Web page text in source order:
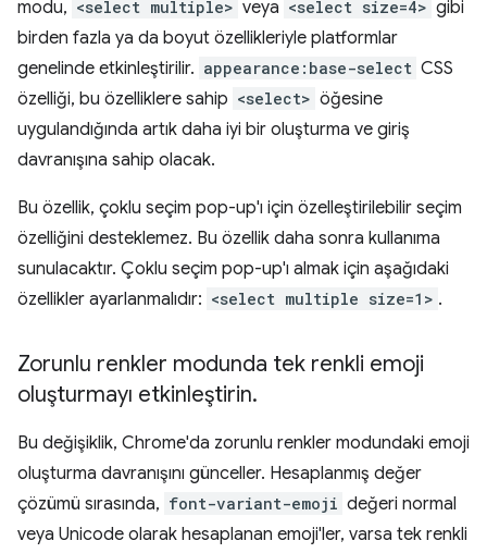
modu, <select multiple> veya <select size=4> gibi
birden fazla ya da boyut özellikleriyle platformlar
genelinde etkinleştirilir. appearance:base-select CSS
özelliği, bu özelliklere sahip <select> öğesine
uygulandığında artık daha iyi bir oluşturma ve giriş
davranışına sahip olacak.
Bu özellik, çoklu seçim pop-up'ı için özelleştirilebilir seçim
özelliğini desteklemez. Bu özellik daha sonra kullanıma
sunulacaktır. Çoklu seçim pop-up'ı almak için aşağıdaki
özellikler ayarlanmalıdır: <select multiple size=1> .
Zorunlu renkler modunda tek renkli emoji
oluşturmayı etkinleştirin.
Bu değişiklik, Chrome'da zorunlu renkler modundaki emoji
oluşturma davranışını günceller. Hesaplanmış değer
çözümü sırasında, font-variant-emoji değeri normal
veya Unicode olarak hesaplanan emoji'ler, varsa tek renkli